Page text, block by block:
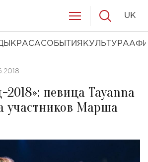
КРАСАСОБЫТИЯ КУЛЬТУРА
UK
певица Tayanna
участников Марша